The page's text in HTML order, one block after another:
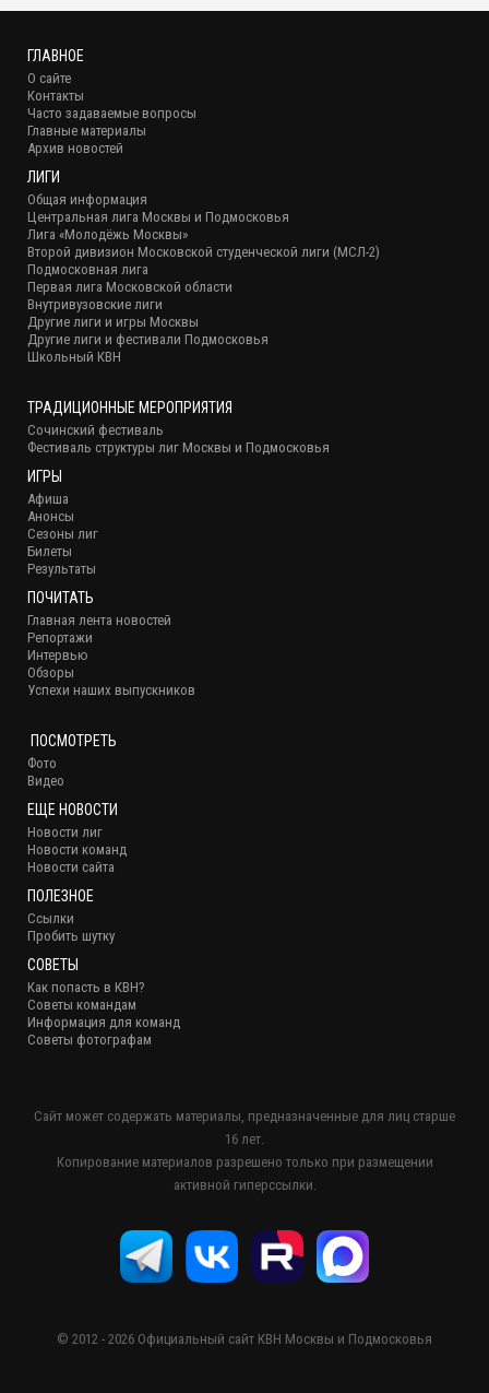
ГЛАВНОЕ
О сайте
Контакты
Часто задаваемые вопросы
Главные материалы
Архив новостей
ЛИГИ
Общая информация
Центральная лига Москвы и Подмосковья
Лига «Молодёжь Москвы»
Второй дивизион Московской студенческой лиги (МСЛ-2)
Подмосковная лига
Первая лига Московской области
Внутривузовские лиги
Другие лиги и игры Москвы
Другие лиги и фестивали Подмосковья
Школьный КВН
ТРАДИЦИОННЫЕ МЕРОПРИЯТИЯ
Сочинский фестиваль
Фестиваль структуры лиг Москвы и Подмосковья
ИГРЫ
Афиша
Анонсы
Сезоны лиг
Билеты
Результаты
ПОЧИТАТЬ
Главная лента новостей
Репортажи
Интервью
Обзоры
Успехи наших выпускников
ПОСМОТРЕТЬ
Фото
Видео
ЕЩЕ НОВОСТИ
Новости лиг
Новости команд
Новости сайта
ПОЛЕЗНОЕ
Ссылки
Пробить шутку
СОВЕТЫ
Как попасть в КВН?
Советы командам
Информация для команд
Советы фотографам
Сайт может содержать материалы, предназначенные для лиц старше
16 лет.
Копирование материалов разрешено только при размещении
активной гиперссылки.
© 2012 - 2026 Официальный сайт КВН Москвы и Подмосковья